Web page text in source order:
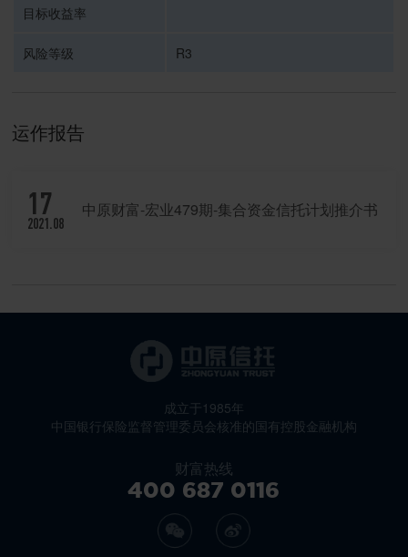
目标收益率
风险等级 R3
运作报告
17
2021.08
中原财富-宏业479期-集合资金信托计划推介书
成立于1985年
中国银行保险监督管理委员会核准的国有控股金融机构
财富热线
400 687 0116